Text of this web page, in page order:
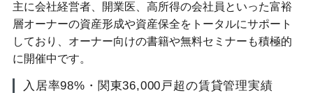
主に会社経営者、開業医、高所得の会社員といった富裕
層オーナーの資産形成や資産保全をトータルにサポート
しており、オーナー向けの書籍や無料セミナーも積極的
に開催中です。
入居率98%・関東36,000戸超の賃貸管理実績